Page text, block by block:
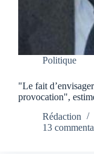
Politique
"Le fait
provocation",
Rédaction
13